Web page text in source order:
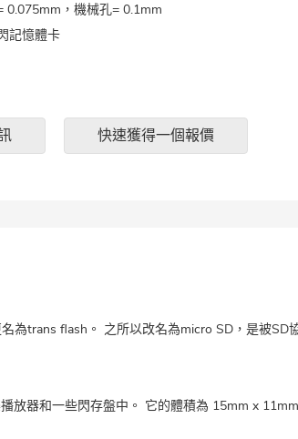
0.075mm，機械孔= 0.1mm
記憶體卡
快速獲得一個報價
trans flash。 之所以改名為micro SD，是被
器和一些閃存盤中。 它的體積為 15mm x